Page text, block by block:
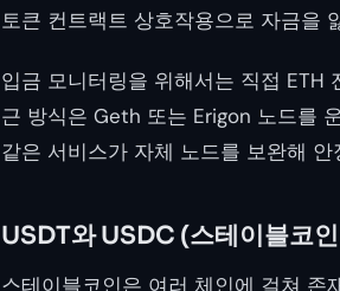
토큰 컨트랙트 상호작용으로 자금을
입금 모니터링을 위해서는 직접 ETH
근 방식은 Geth 또는 Erigon 노드를
같은 서비스가 자체 노드를 보완해
USDT와 USDC (스테이블코
스테이블코인은 여러 체인에 걸쳐 존